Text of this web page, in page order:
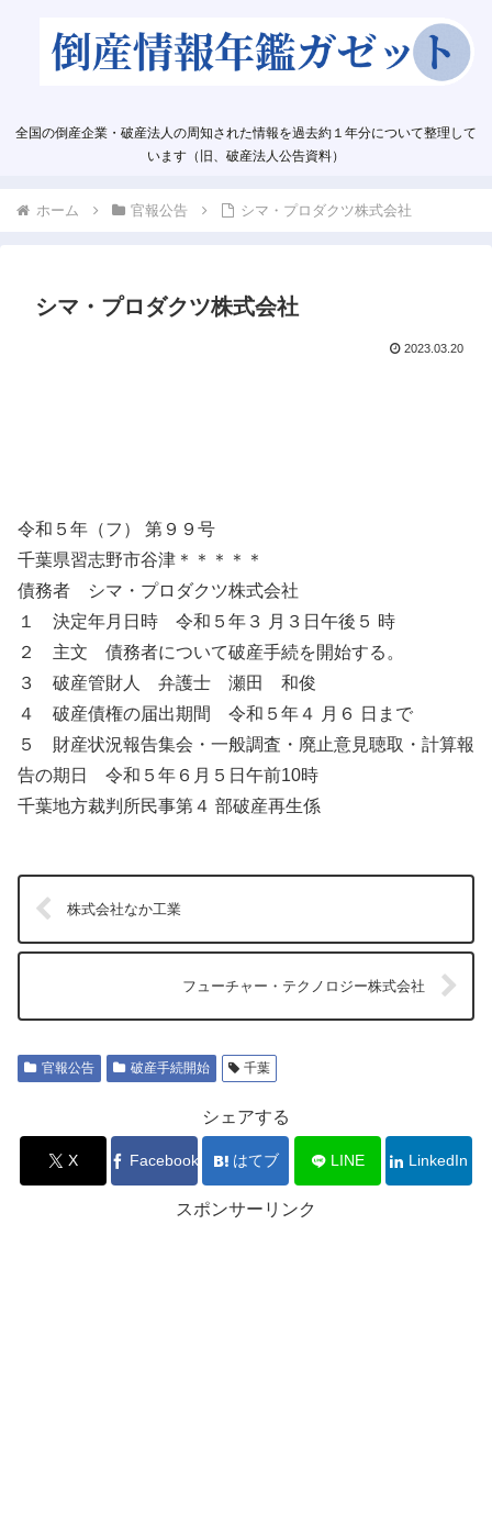
全国の倒産企業・破産法人の周知された情報を過去約１年分について整理して
います（旧、破産法人公告資料）
ホーム 官報公告 シマ・プロダクツ株式会社
シマ・プロダクツ株式会社
2023.03.20
令和５年（フ） 第９９号
千葉県習志野市谷津＊＊＊＊＊
債務者 シマ・プロダクツ株式会社
１ 決定年月日時 令和５年３ 月３日午後５ 時
２ 主文 債務者について破産手続を開始する。
３ 破産管財人 弁護士 瀬田 和俊
４ 破産債権の届出期間 令和５年４ 月６ 日まで
５ 財産状況報告集会・一般調査・廃止意見聴取・計算報
告の期日 令和５年６月５日午前10時
千葉地方裁判所民事第４ 部破産再生係
株式会社なか工業
フューチャー・テクノロジー株式会社
官報公告 破産手続開始 千葉
シェアする
X Facebook はてブ LINE LinkedIn
スポンサーリンク